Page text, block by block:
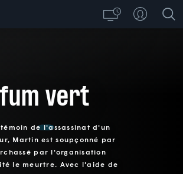
vert
de l'assassinat d'un
Martin est soupçonné par
par l'organisation
le meurtre. Avec l'aide de